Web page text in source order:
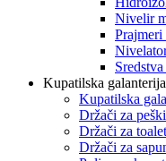
Nivelir
Prajmeri
Kupatilska galanterija
Kupatilska
Držači za
Držači za
Držači za